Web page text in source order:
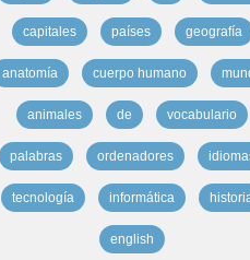
capitales países geografía
anatomía cuerpo humano
animales de vocabulario
palabras ordenadores
tecnología informática
english